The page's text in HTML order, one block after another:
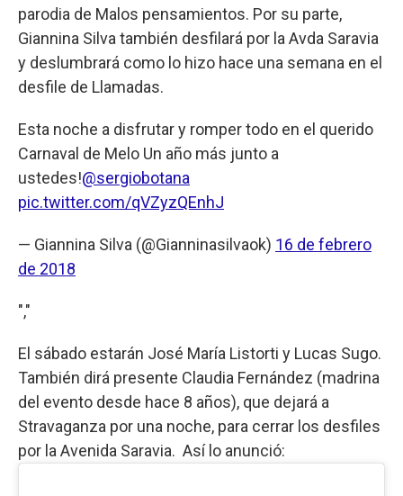
parodia de Malos pensamientos. Por su parte,
Giannina Silva también desfilará por la Avda Saravia
y deslumbrará como lo hizo hace una semana en el
desfile de Llamadas.
Esta noche a disfrutar y romper todo en el querido
Carnaval de Melo Un año más junto a
ustedes!@sergiobotana
pic.twitter.com/qVZyzQEnhJ
— Giannina Silva (@Gianninasilvaok) 16 de febrero
de 2018
","
El sábado estarán José María Listorti y Lucas Sugo.
También dirá presente Claudia Fernández (madrina
del evento desde hace 8 años), que dejará a
Stravaganza por una noche, para cerrar los desfiles
por la Avenida Saravia. Así lo anunció: